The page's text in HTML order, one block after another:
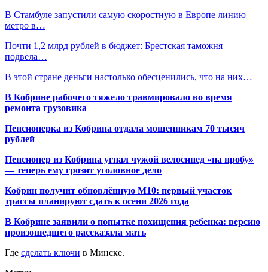
В Стамбуле запустили самую скоростную в Европе линию
метро в…
Почти 1,2 млрд рублей в бюджет: Брестская таможня
подвела…
В этой стране деньги настолько обесценились, что на них…
В Кобрине рабочего тяжело травмировало во время
ремонта грузовика
Пенсионерка из Кобрина отдала мошенникам 70 тысяч
рублей
Пенсионер из Кобрина угнал чужой велосипед «на пробу»
— теперь ему грозит уголовное дело
Кобрин получит обновлённую М10: первый участок
трассы планируют сдать к осени 2026 года
В Кобрине заявили о попытке похищения ребенка: версию
произошедшего рассказала мать
Где сделать ключи в Минске.